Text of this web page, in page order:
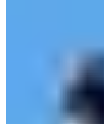
Wir setzen nur
Keine
sammeln wollen.
🎯 Keine
Cookie-Details